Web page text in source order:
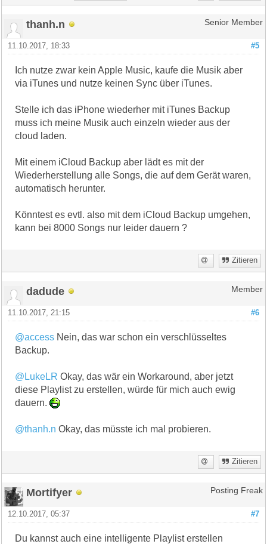
thanh.n Senior Member
#5
11.10.2017, 18:33
Ich nutze zwar kein Apple Music, kaufe die Musik aber
via iTunes und nutze keinen Sync über iTunes.
Stelle ich das iPhone wiederher mit iTunes Backup
muss ich meine Musik auch einzeln wieder aus der
cloud laden.
Mit einem iCloud Backup aber lädt es mit der
Wiederherstellung alle Songs, die auf dem Gerät waren,
automatisch herunter.
Könntest es evtl. also mit dem iCloud Backup umgehen,
kann bei 8000 Songs nur leider dauern ?
Zitieren
dadude Member
#6
11.10.2017, 21:15
@access Nein, das war schon ein verschlüsseltes
Backup.
@LukeLR Okay, das wär ein Workaround, aber jetzt
diese Playlist zu erstellen, würde für mich auch ewig
dauern.
@thanh.n Okay, das müsste ich mal probieren.
Zitieren
Mortifyer Posting Freak
#7
12.10.2017, 05:37
Du kannst auch eine intelligente Playlist erstellen